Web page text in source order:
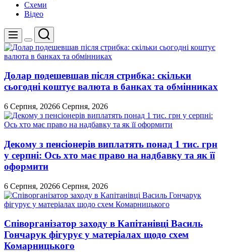
Схеми
Відео
Меню
Перемикач
кольорового
режиму
Пошук
Долар подешевшав після стрибка: скільки
сьогодні коштує валюта в банках та обмінниках
6 Серпня, 20266 Серпня, 2026
Декому з пенсіонерів виплатять понад 1 тис. грн
у серпні: Ось хто має право на надбавку та як її
оформити
6 Серпня, 20266 Серпня, 2026
Співорганізатор заходу в Капітанівці Василь
Гончарук фігурує у матеріалах щодо схем
Комарницького